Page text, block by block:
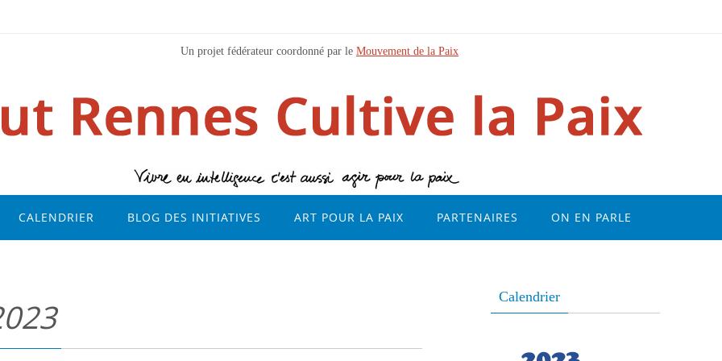
Un projet fédérateur coordonné par le Mouvement de la Paix
CALENDRIER BLOG DES INITIATIVES ART POUR LA PAIX PARTENAIRES ON EN PARLE
Calendrier